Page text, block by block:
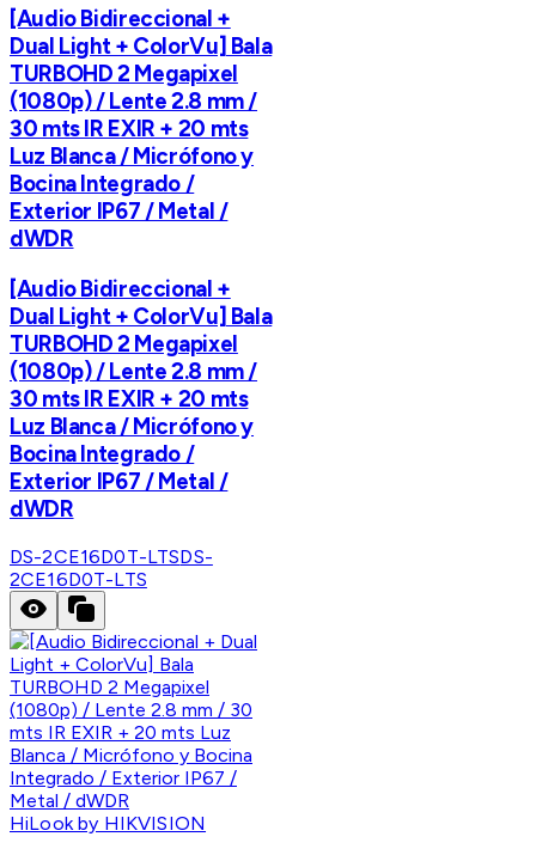
[Audio Bidireccional +
Dual Light + ColorVu] Bala
TURBOHD 2 Megapixel
(1080p) / Lente 2.8 mm /
30 mts IR EXIR + 20 mts
Luz Blanca / Micrófono y
Bocina Integrado /
Exterior IP67 / Metal /
dWDR
[Audio Bidireccional +
Dual Light + ColorVu] Bala
TURBOHD 2 Megapixel
(1080p) / Lente 2.8 mm /
30 mts IR EXIR + 20 mts
Luz Blanca / Micrófono y
Bocina Integrado /
Exterior IP67 / Metal /
dWDR
DS-2CE16D0T-LTSDS-
2CE16D0T-LTS
HiLook by HIKVISION